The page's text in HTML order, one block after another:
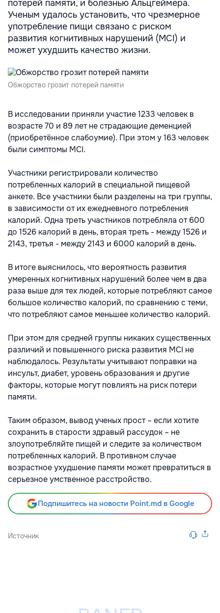
потерей памяти, и болезнью Альцгеймера.
Ученым удалось установить, что чрезмерное
употребление пищи связано с риском
развития когнитивных нарушений (MCI) и
может ухудшить качество жизни.
Обжорство грозит потерей памяти
В исследовании приняли участие 1233 человек в
возрасте 70 и 89 лет не страдающие деменцией
(приобретённое слабоумие). При этом у 163 человек
были симптомы MCI.
Участники регистрировали количество
потребленных калорий в специальной пищевой
анкете. Все участники были разделены на три группы,
в зависимости от их ежедневного потребления
калорий. Одна треть участников потребляла от 600
до 1526 калорий в день, вторая треть - между 1526 и
2143, третья - между 2143 и 6000 калорий в день.
В итоге выяснилось, что вероятность развития
умеренных когнитивных нарушений более чем в два
раза выше для тех людей, которые потребляют самое
большое количество калорий, по сравнению с теми,
что потребляют самое меньшее количество калорий.
При этом для средней группы никаких существенных
различий и повышенного риска развития MCI не
наблюдалось. Результаты учитывают поправки на
инсульт, диабет, уровень образования и другие
факторы, которые могут повлиять на риск потери
памяти.
Таким образом, вывод ученых прост – если хотите
сохранить в старости здравый рассудок – не
злоупотребляйте пищей и следите за количеством
потребленных калорий. В противном случае
возрастное ухудшение памяти может превратиться в
серьезное умственное расстройство.
Подпишитесь на новости Point.md в Google
Источник